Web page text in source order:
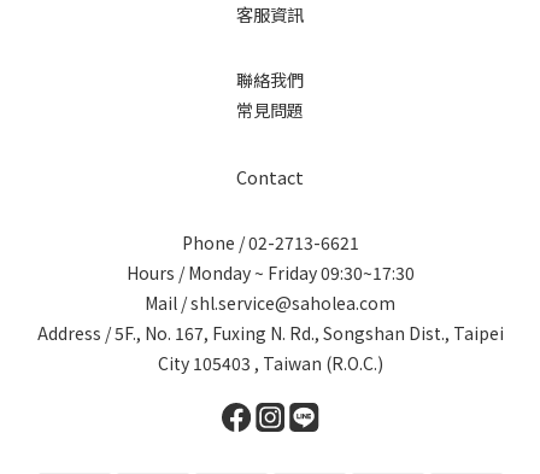
客服資訊
聯絡我們
常見問題
Contact
Phone / 02-2713-6621
Hours / Monday ~ Friday 09:30~17:30
Mail / shl.service@saholea.com
Address / 5F., No. 167, Fuxing N. Rd., Songshan Dist., Taipei
City 105403 , Taiwan (R.O.C.)